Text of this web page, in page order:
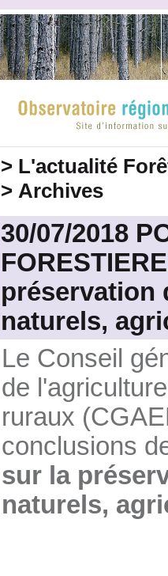
> L'actualité
> Archives
30/07/2018
préservation
naturels,
Le Conseil
de
ruraux
conclusions
sur la
naturels,